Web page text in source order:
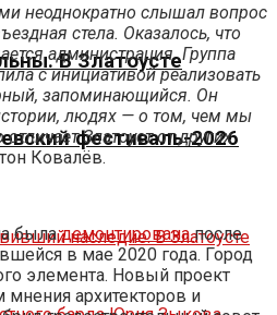
В Златоусте
фестиваль-2026
неоднократно слышал вопрос
стела. Оказалось, что
администрация. Группа
с инициативой реализовать
запоминающийся. Он
людях — о том, чем мы
Златоуст от других
Ковалёв.
быладемонтированапосле
в мае 2020 года. Город
элемента. Новый проект
мнения архитекторов и